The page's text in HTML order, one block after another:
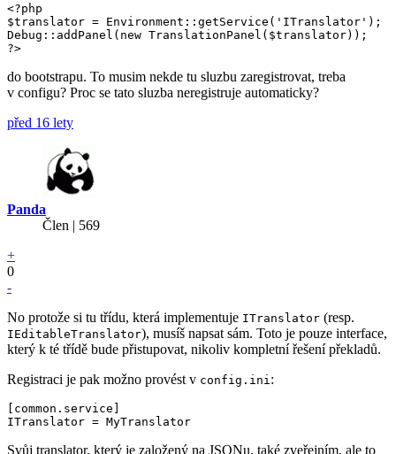
<?php
$translator = Environment::getService('ITranslator');
Debug::addPanel(new TranslationPanel($translator));
?>
do bootstrapu. To musim nekde tu sluzbu zaregistrovat, treba
v configu? Proc se tato sluzba neregistruje automaticky?
před 16 lety
Panda
Člen | 569
+
0
-
No protože si tu třídu, která implementuje ITranslator (resp.
IEditableTranslator), musíš napsat sám. Toto je pouze interface,
který k té třídě bude přistupovat, nikoliv kompletní řešení překladů.
Registraci je pak možno provést v config.ini :
[common.service]
Svůj translator, který je založený na JSONu, také zveřejním, ale to